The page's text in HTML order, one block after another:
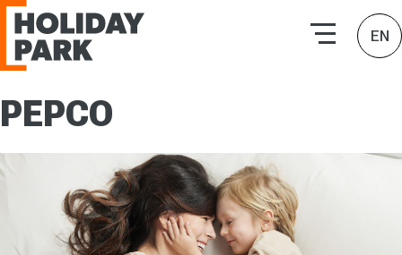
HOLIDAY PARK | Търговски комплекси
EN
PEPCO